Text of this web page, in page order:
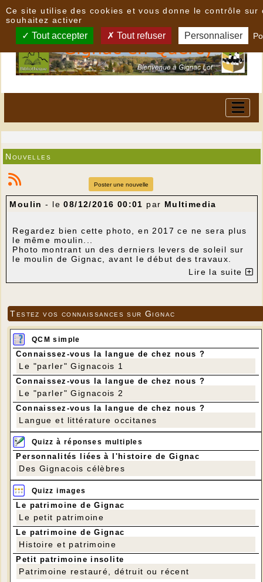
Nouvelles
Poster une nouvelle
Moulin - le08/12/2016 00:01 par Multimedia
Regardez bien cette photo, en 2017 ce ne sera plus
le même moulin...
Photo montrant un des derniers levers de soleil sur
le moulin de Gignac, avant le début des travaux.
Photo de Philippe Darnault (23/11/2016)
Lire la suite
Testez vos connaissances sur Gignac
QCM simple
Connaissez-vous la langue de chez nous ?
Le "parler" Gignacois 1
Connaissez-vous la langue de chez nous ?
Le "parler" Gignacois 2
Connaissez-vous la langue de chez nous ?
Langue et littérature occitanes
Quizz à réponses multiples
Personnalités liées à l'histoire de Gignac
Des Gignacois célèbres
Quizz images
Le patrimoine de Gignac
Le petit patrimoine
Le patrimoine de Gignac
Histoire et patrimoine
Petit patrimoine insolite
Patrimoine restauré, détruit ou récent
Ce site utilise des cookies et vous donne le contrôle sur
souhaitez activer
Tout accepter Tout refuser Personnaliser